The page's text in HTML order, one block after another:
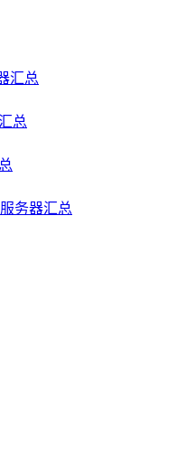
汇总
总
务器汇总